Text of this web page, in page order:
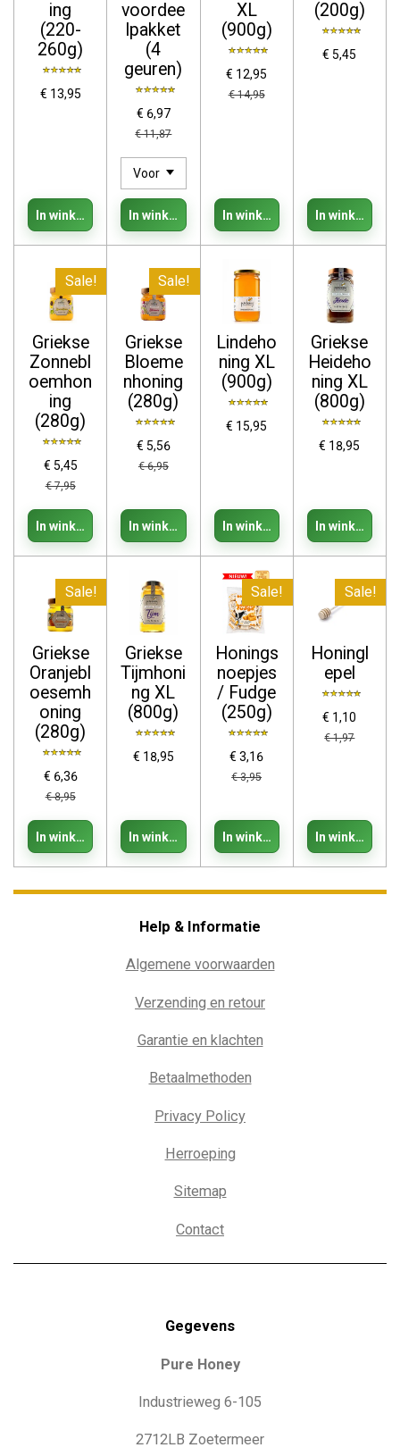
ing
(220-
260g)
€ 13,95
In winkelwagen
voordee
lpakket
(4
geuren)
€ 6,97
€ 11,87
In winkelwagen
XL
(900g)
€ 12,95
€ 14,95
In winkelwagen
(200g)
€ 5,45
In
Sale!
Griekse
Zonnebl
oemhon
ing
(280g)
€ 5,45
€ 7,95
In winkelwagen
Sale!
Griekse
Bloeme
nhoning
(280g)
€ 5,56
€ 6,95
In winkelwagen
Lindeho
ning XL
(900g)
€ 15,95
In winkelwagen
Griekse
Heideho
ning XL
(800g)
€ 18,95
In
Sale!
Griekse
Oranjebl
oesemh
oning
(280g)
€ 6,36
€ 8,95
In winkelwagen
Griekse
Tijmhoni
ng XL
(800g)
€ 18,95
In winkelwagen
Sale!
Honings
noepjes
/ Fudge
(250g)
€ 3,16
€ 3,95
In winkelwagen
Sale!
Honingl
epel
€ 1,10
€ 1,97
In
Help & Informatie
Algemene voorwaarden
Verzending en retour
Garantie en klachten
Betaalmethoden
Privacy Policy
Herroeping
Sitemap
Contact
Gegevens
Pure Honey
Industrieweg 6-105
2712LB Zoetermeer